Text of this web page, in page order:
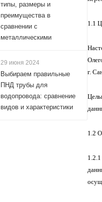
1.1
г.
1.2
типы, размеры и
преимущества в
сравнении с
металлическими
29 июня 2024
Выбираем правильные
ПНД трубы для
водопровода: сравнение
видов и характеристики